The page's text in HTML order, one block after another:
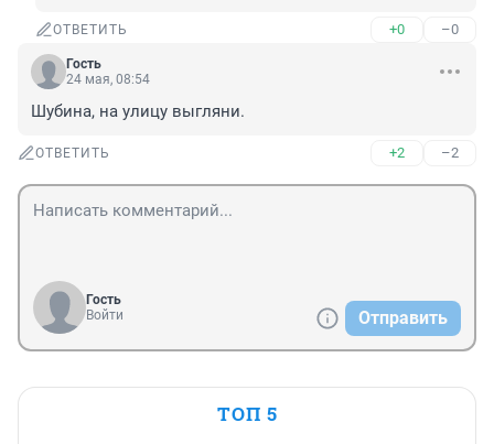
ОТВЕТИТЬ +0 –0
Гость
24 мая, 08:54
Шубина, на улицу выгляни.
ОТВЕТИТЬ +2 –2
Гость
Войти
Отправить
ТОП 5